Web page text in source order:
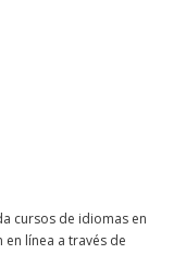
cursos de idiomas en
en línea a través de